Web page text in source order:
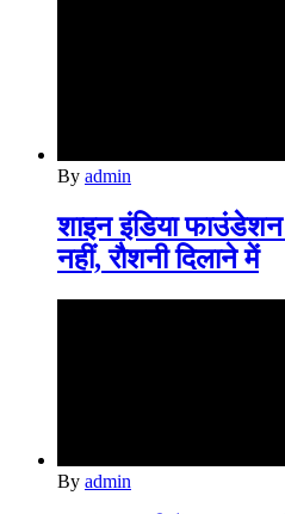
By admin
शाइन इंडिया
नहीं, रौशनी दिलाने में
By admin